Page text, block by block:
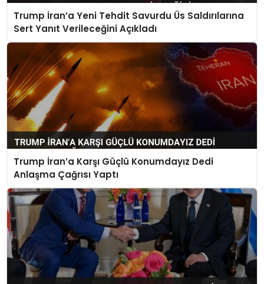
Trump İran’a Yeni Tehdit Savurdu Üs Saldırılarına
Sert Yanıt Verileceğini Açıkladı
Trump İran’a Karşı Güçlü Konumdayız Dedi
Anlaşma Çağrısı Yaptı